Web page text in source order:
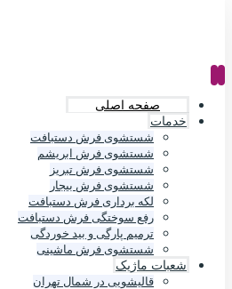
صفحه اصلی
خدمات
شستشوی فرش دستبافت
شستشوی فرش ابریشم
شستشوی فرش تبریز
شستشوی فرش بیجار
لکه برداری فرش دستبافت
رفع سوختگی فرش دستبافت
ترمیم پارگی و بید خوردگی
شستشوی فرش ماشینی
شعبات ماژیک
قالیشویی در شمال تهران